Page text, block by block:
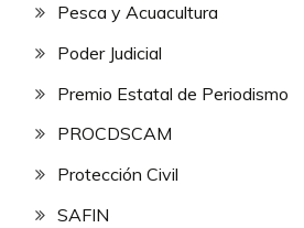
Pesca y Acuacultura
Poder Judicial
Premio Estatal de Periodismo
PROCDSCAM
Protección Civil
SAFIN